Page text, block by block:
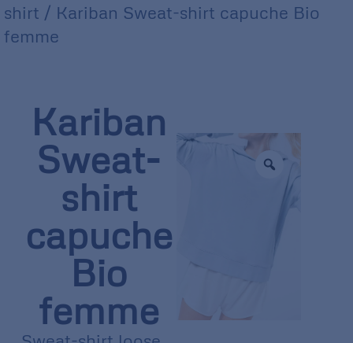
shirt / Kariban Sweat-shirt capuche Bio
femme
Kariban
Sweat-
shirt
capuche
Bio
femme